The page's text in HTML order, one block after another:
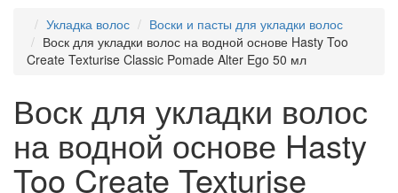
Укладка волос
Воски и пасты для укладки волос
Воск для укладки волос на водной основе Hasty Too
Create Texturise Classic Pomade Alter Ego 50 мл
Воск для укладки волос
на водной основе Hasty
Too Create Texturise